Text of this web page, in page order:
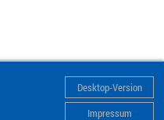
Desktop-Version
Impressum